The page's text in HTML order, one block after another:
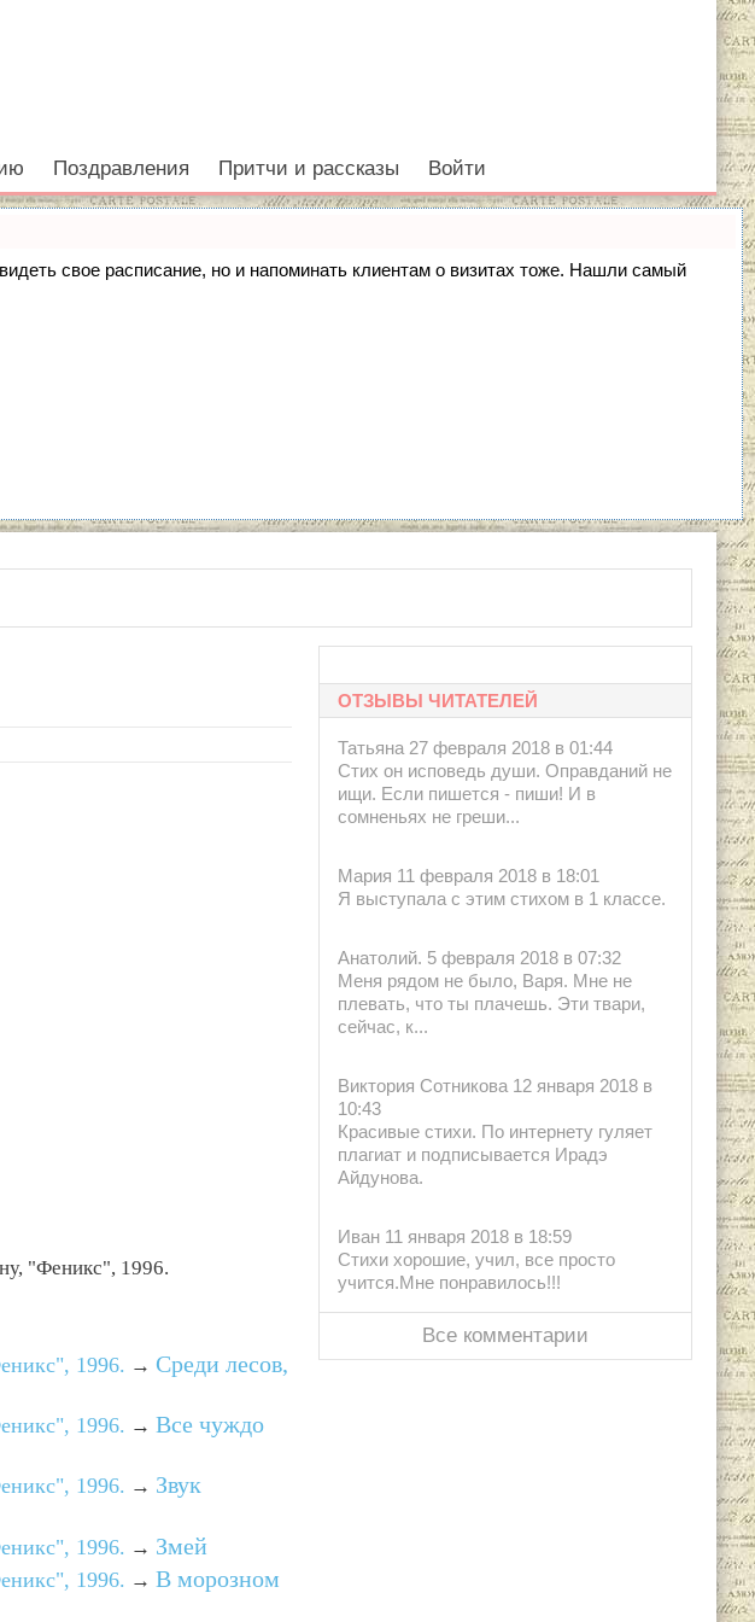
Поздравления Притчи и рассказы Войти
свое расписание, но и напоминать клиентам о визитах тоже. Нашли самый
на-Дону, "Феникс", 1996.
"Феникс", 1996.
1996. → Среди лесов,
1996. → Все чуждо
1996. → Звук
1996. → Змей
1996. → В морозном
ОТЗЫВЫ ЧИТАТЕЛЕЙ
Татьяна 27 февраля 2018 в 01:44
Стих он исповедь души. Оправданий не
ищи. Если пишется - пиши! И в
сомненьях не греши...
Мария 11 февраля 2018 в 18:01
Я выступала с этим стихом в 1 классе.
Анатолий. 5 февраля 2018 в 07:32
Меня рядом не было, Варя. Мне не
плевать, что ты плачешь. Эти твари,
сейчас, к...
Виктория Сотникова 12 января 2018 в
10:43
Красивые стихи. По интернету гуляет
плагиат и подписывается Ирадэ
Айдунова.
Иван 11 января 2018 в 18:59
Стихи хорошие, учил, все просто
учится.Мне понравилось!!!
Все комментарии